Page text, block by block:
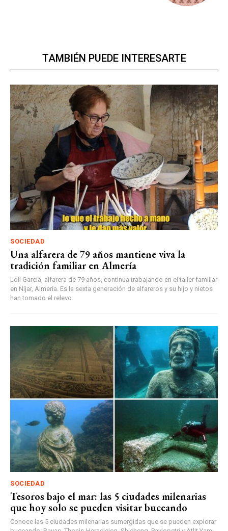
TAMBIÉN PUEDE INTERESARTE
SOCIEDAD
Una alfarera de 79 años mantiene viva la
tradición familiar en Almería
Loli García, alfarera de 79 años, continúa trabajando en el taller familiar
en Níjar, Almería. Es la sexta generación de alfareros y su hijo y nietos
han tomado el relevo.
SOCIEDAD
Tesoros bajo el mar: las 5 ciudades milenarias
que hoy solo se pueden visitar buceando
Conoce las 5 ciudades milenarias sumergidas que se pueden explorar